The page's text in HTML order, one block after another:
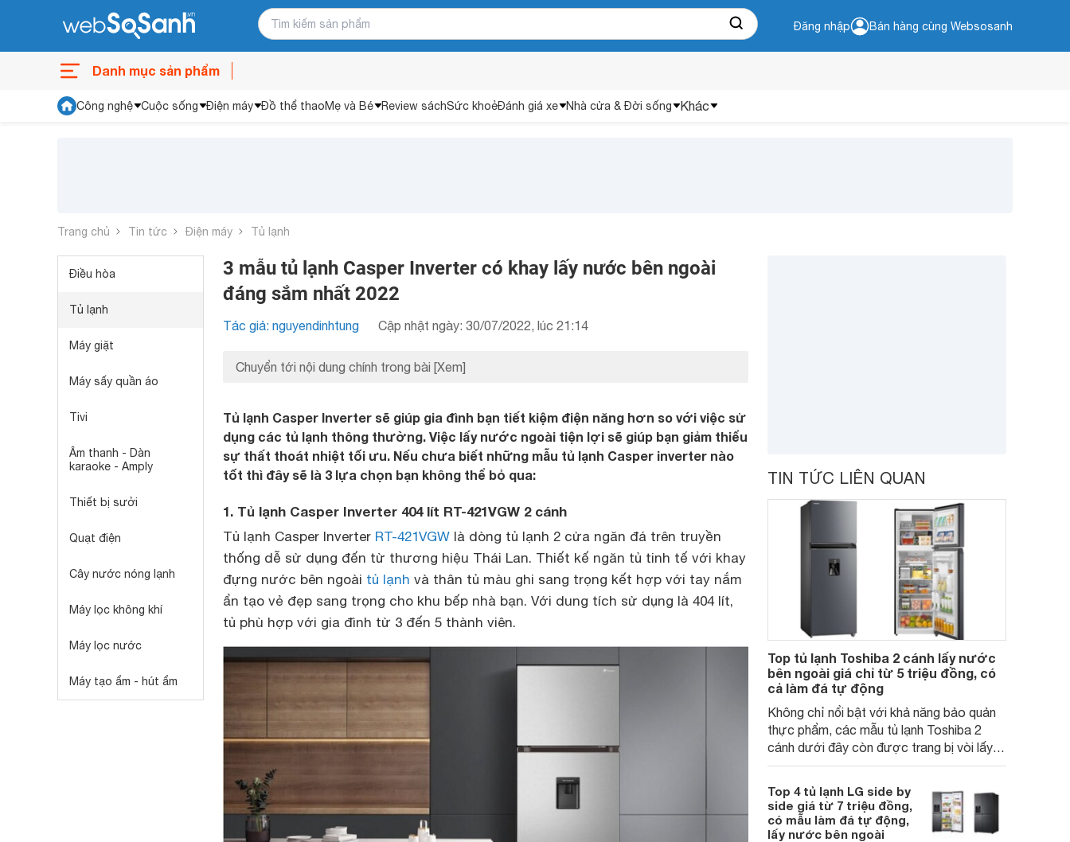
Đăng nhập Bán hàng cùng Websosanh
Danh mục sản phẩm
Công nghệ Cuộc sống Điện máy Đồ thể thaoMẹ và Bé Review sáchSức khoẻĐánh giá xe Nhà cửa & Đời sống Khác
Trang chủ Tin tức Điện máy Tủ lạnh
Điều hòa
Tủ lạnh
Máy giặt
Máy sấy quần áo
Tivi
Âm thanh - Dàn
karaoke - Amply
Thiết bị sưởi
Quạt điện
Cây nước nóng lạnh
Máy lọc không khí
Máy lọc nước
Máy tạo ẩm - hút ẩm
3 mẫu tủ lạnh Casper Inverter có khay lấy nước bên ngoài
đáng sắm nhất 2022
Tác giả: nguyendinhtung Cập nhật ngày: 30/07/2022, lúc 21:14
Chuyển tới nội dung chính trong bài [Xem]
Tủ lạnh Casper Inverter sẽ giúp gia đình bạn tiết kiệm điện năng hơn so với việc sử
dụng các tủ lạnh thông thường. Việc lấy nước ngoài tiện lợi sẽ giúp bạn giảm thiểu
sự thất thoát nhiệt tối ưu. Nếu chưa biết những mẫu tủ lạnh Casper inverter nào
tốt thì đây sẽ là 3 lựa chọn bạn không thể bỏ qua:
1. Tủ lạnh Casper Inverter 404 lít RT-421VGW 2 cánh
Tủ lạnh Casper Inverter RT-421VGW là dòng tủ lạnh 2 cửa ngăn đá trên truyền
thống dễ sử dụng đến từ thương hiệu Thái Lan. Thiết kế ngăn tủ tinh tế với khay
đựng nước bên ngoài tủ lạnh và thân tủ màu ghi sang trọng kết hợp với tay nắm
ẩn tạo vẻ đẹp sang trọng cho khu bếp nhà bạn. Với dung tích sử dụng là 404 lít,
tủ phù hợp với gia đình từ 3 đến 5 thành viên.
TIN TỨC LIÊN QUAN
Top tủ lạnh Toshiba 2 cánh lấy nước
bên ngoài giá chỉ từ 5 triệu đồng, có
cả làm đá tự động
Không chỉ nổi bật với khả năng bảo quản
thực phẩm, các mẫu tủ lạnh Toshiba 2
cánh dưới đây còn được trang bị vòi lấy
nước bên ngoài tiện lợi, mang đến trải
hiện đại.
Top 4 tủ lạnh LG side by
side giá từ 7 triệu đồng,
có mẫu làm đá tự động,
lấy nước bên ngoài